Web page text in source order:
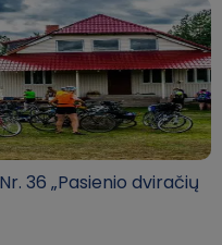
36 „Pasienio dviračių